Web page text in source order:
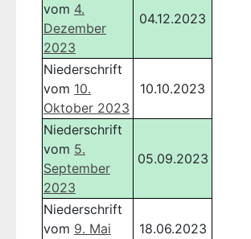
vom 4.
Dezember
2023
04.12.2023
Niederschrift
vom 10.
Oktober 2023
10.10.2023
Niederschrift
vom 5.
September
2023
05.09.2023
Niederschrift
vom 9. Mai
18.06.2023